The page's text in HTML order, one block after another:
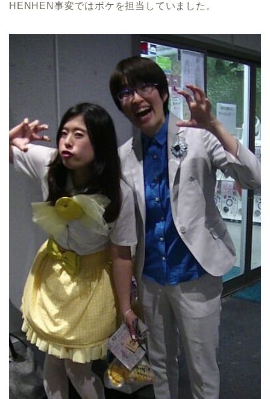
HENHEN事変ではボケを担当していました。